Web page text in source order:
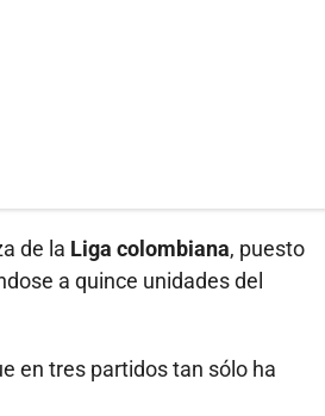
de la Liga colombiana, puesto
a quince unidades del
en tres partidos tan sólo ha